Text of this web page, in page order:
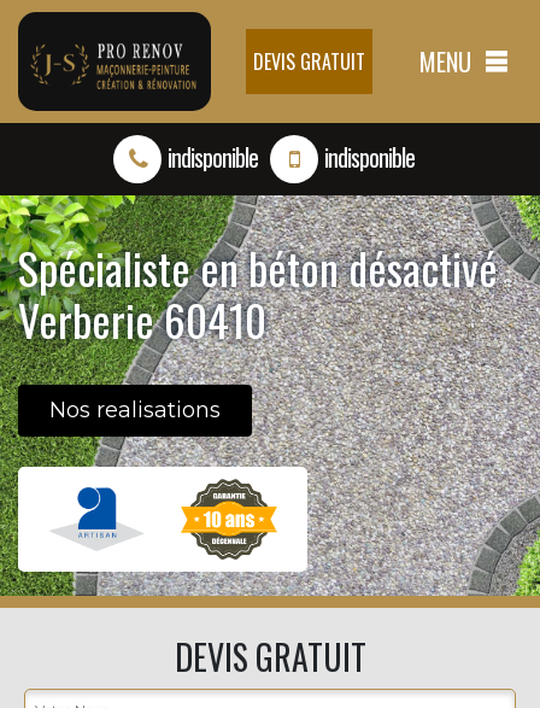
DEVIS GRATUIT MENU
indisponible indisponible
Spécialiste en béton désactivé
Verberie 60410
Nos realisations
DEVIS GRATUIT